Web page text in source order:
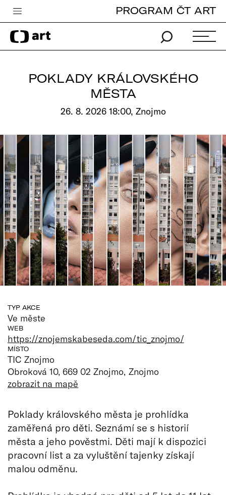
Česká televize
Zpravodajství
Vše o ČT
PROGRAM ČT ART
POKLADY KRÁLOVSKÉHO
MĚSTA
26. 8. 2026 18:00, Znojmo
TYP AKCE
Ve měste
WEB
https://znojemskabeseda.com/tic_znojmo/
MÍSTO
TIC Znojmo
Obroková 10, 669 02 Znojmo, Znojmo
zobrazit na mapě
Poklady královského města je prohlídka
zaměřená pro děti. Seznámí se s historií
města a jeho pověstmi. Děti mají k dispozici
pracovní list a za vyluštění tajenky získají
malou odměnu.